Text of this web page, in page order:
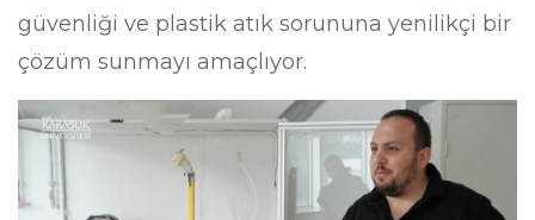
güvenliği ve plastik atık sorununa yenilikçi bir
çözüm sunmayı amaçlıyor.